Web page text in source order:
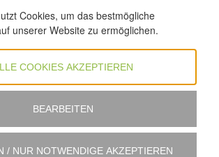
Download
Cookies, um das bestmögliche
unserer Website zu ermöglichen.
COOKIES AKZEPTIEREN
BEARBEITEN
/ NUR NOTWENDIGE AKZEPTIEREN